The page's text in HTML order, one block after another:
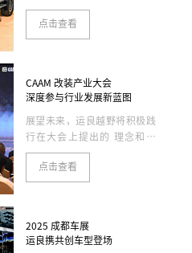
——这不仅是资源联动，更是
我们向全行业开放技术积累、
实战经验与生态资源的重要一
点击查看
CAAM 改装产业大会
深度参与行业发展新蓝图
展望未来，运良越野将积极践
行在大会上提出的 理念和方
案。在推动行业发展方面，运
良越野将积极参与行业标准的
制定和完善，加强与协会及其
点击查看
2025 成都车展
运良携共创车型登场